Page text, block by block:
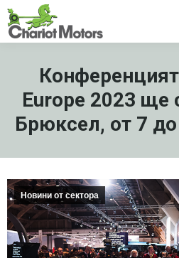
Europe 2023 ще
Брюксел, от 7
Новини от сектора